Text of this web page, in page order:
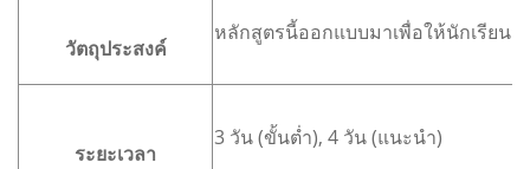
วัตถุประสงค์
หลักสูตรนี้ออกแบบมาเพื่อให้นักเรียน
ระยะเวลา
3 วัน (ขั้นต่ำ), 4 วัน (แนะนำ)